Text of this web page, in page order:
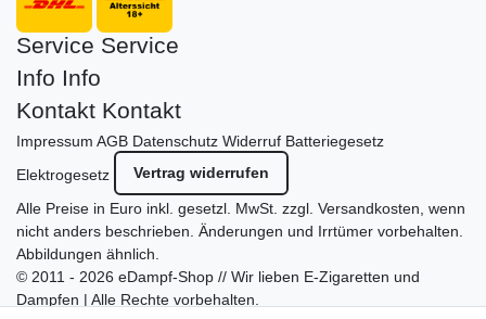
Service Service
Info Info
Kontakt Kontakt
Impressum AGB Datenschutz Widerruf Batteriegesetz
Elektrogesetz
Vertrag widerrufen
Alle Preise in Euro inkl. gesetzl. MwSt. zzgl. Versandkosten , wenn
nicht anders beschrieben. Änderungen und Irrtümer vorbehalten.
Abbildungen ähnlich.
© 2011 - 2026 eDampf-Shop // Wir lieben E-Zigaretten und
Dampfen | Alle Rechte vorbehalten.